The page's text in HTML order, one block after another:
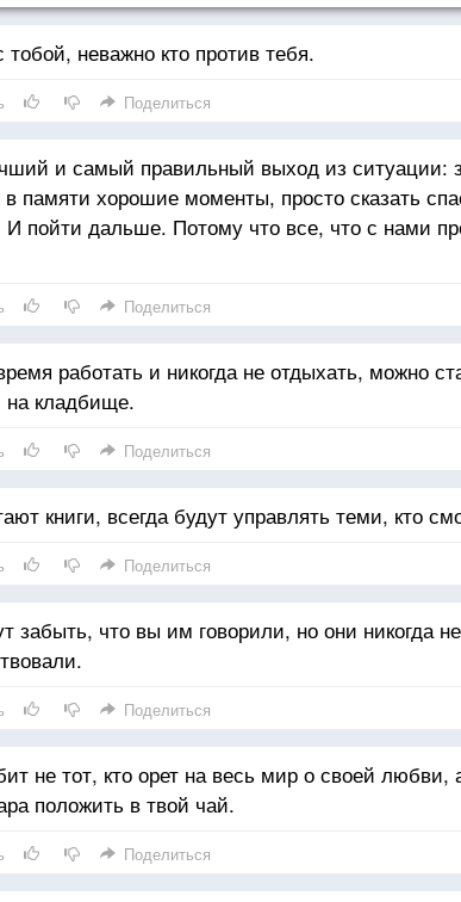
тобой, неважно кто против тебя.
Поделиться
и самый правильный выход из ситуации:
в памяти хорошие моменты, просто сказать
И пойти дальше. Потому что все, что с нами
Поделиться
работать и никогда не отдыхать, можно
на кладбище.
Поделиться
книги, всегда будут управлять теми, кто
Поделиться
забыть, что вы им говорили, но они никогда
Поделиться
не тот, кто орет на весь мир о своей любви,
положить в твой чай.
Поделиться